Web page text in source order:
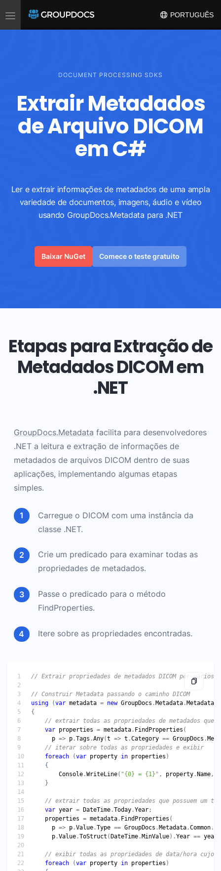
Toggle
navigation
PORTUGUÊS
DOCUMENT PROCESSING SDKS
Extrair Metadados
de Arquivo DICOM
em C#
Ler e extrair informações de metadados de uma ampla
variedade de documentos, imagens, áudio e vídeo
usando GroupDocs.Metadata para .NET
Baixar NuGet Comece o teste gratuito
Etapas para Extração de
Metadados DICOM em
.NET
GroupDocs.Metadata facilita para desenvolvedores
.NET a leitura e extração de informações de
metadados de arquivos DICOM dentro de suas
aplicações, implementando algumas etapas
simples.
Carregue o DICOM com uma instância da
classe .NET.
Crie um predicado para examinar todas as
propriedades de metadados.
Passe o predicado para o método
FindProperties.
Itere sobre as propriedades encontradas.
// Extrair propriedades de metadados DICOM por
// Construir Metadata passando o caminho DICOM
using (var metadata = new GroupDocs . Metadata . Metadata
// extrair todas as propriedades de metadados que
var properties = metadata . FindProperties
p => p .Tags .Any(t => t .Category == GroupDocs .
// iterar sobre todas as propriedades e exibir
foreach (var property in properties
Console .WriteLine( "{0} = {1}" , property . Name,
// extrair todas as propriedades que possuem um
var year = DateTime .Today .Year
properties = metadata . FindProperties
p => p .Value .Type == GroupDocs . Metadata .Common .
p .Value .ToStruct ( DateTime . MinValue).Year == year
// exibir todas as propriedades de data/hora cujo
foreach (var property in properties